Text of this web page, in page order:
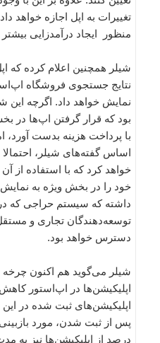
تغییرات به اپل اجازه خواهد
منظور ایجاد درآمدزایی
شیلر همچنین اعلام کرده که
نتایج جستجوی فروشگاه
نمایش خواهد داد. اگرچه این
بود که قرار گرفتن اپ‌ها در
با پرداخت هزینه بدست آورد،
اساس گفته‌های شیلر،
خواهد کرد که با استفاده از
خود را در بخش ویژه به نمایش
داشته که سیستم حراجی‌ که در
توسعه‌دهندگان تجاری و
دسترس خواهد بود.
شیلر می‌گوید هم اکنون
اپلیکیشن‌ها در اپ‌استور کاهش
درصد از اپلیکیشن‌ها نیز به